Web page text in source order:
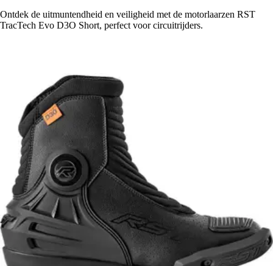
Ontdek de uitmuntendheid en veiligheid met de motorlaarzen RST
TracTech Evo D3O Short, perfect voor circuitrijders.